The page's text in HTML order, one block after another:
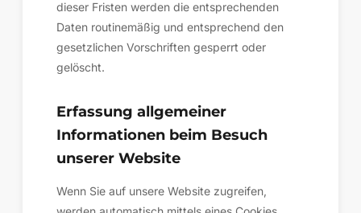
dieser Fristen werden die entsprechenden
Daten routinemäßig und entsprechend den
gesetzlichen Vorschriften gesperrt oder
gelöscht.
Erfassung allgemeiner
Informationen beim Besuch
unserer Website
Wenn Sie auf unsere Website zugreifen,